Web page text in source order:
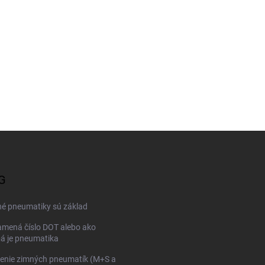
pneumatiky sú základ
číslo DOT alebo ako
je pneumatika
zimných pneumatík (M+S a